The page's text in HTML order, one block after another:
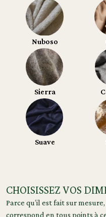
Nuboso
Sierra
Suave
CHOISISSEZ VOS
Parce qu’il est fait sur
correspond en tous points à